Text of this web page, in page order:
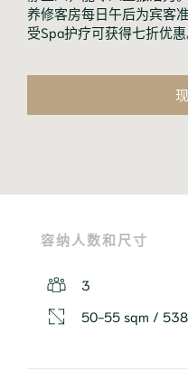
养修客房每日午后为宾客
受Spa护疗可获得七折优惠
容纳人数和尺寸
3
50-55 sqm /